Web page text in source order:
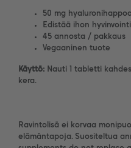
50 mg
Edistää ihon
45 annosta / pakkaus
Vegaaninen tuote
Käyttö: Nauti 1 tabletti
kera.
Ravintolisä ei korvaa
elämäntapoja. Suositeltua